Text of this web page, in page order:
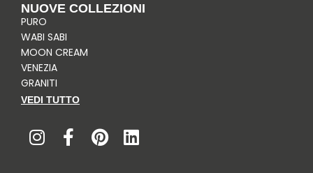
NUOVE COLLEZIONI
PURO
WABI SABI
MOON CREAM
VENEZIA
GRANITI
VEDI TUTTO
n
s
a
c
i
n
i
n